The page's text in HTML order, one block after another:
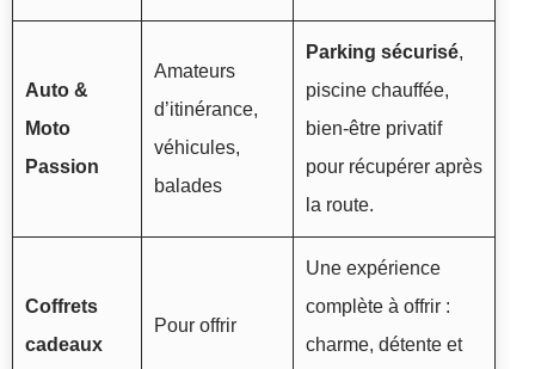
Auto &
Moto
Passion
Amateurs
d’itinérance,
véhicules,
balades
Parking sécurisé,
piscine chauffée,
bien-être privatif
pour récupérer après
la route.
Coffrets
cadeaux
Pour offrir
Une expérience
complète à offrir :
charme, détente et